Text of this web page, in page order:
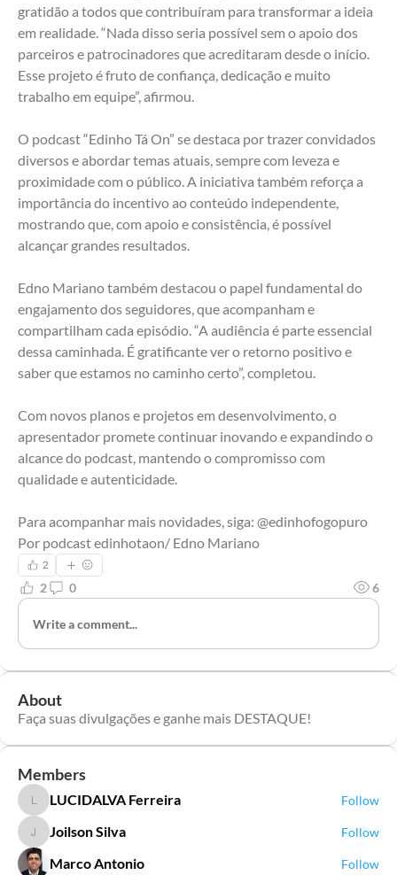
gratidão a todos que contribuíram para transformar a ideia
em realidade. “Nada disso seria possível sem o apoio dos
parceiros e patrocinadores que acreditaram desde o início.
Esse projeto é fruto de confiança, dedicação e muito
trabalho em equipe”, afirmou.
O podcast “Edinho Tá On” se destaca por trazer convidados
diversos e abordar temas atuais, sempre com leveza e
proximidade com o público. A iniciativa também reforça a
importância do incentivo ao conteúdo independente,
mostrando que, com apoio e consistência, é possível
alcançar grandes resultados.
Edno Mariano também destacou o papel fundamental do
engajamento dos seguidores, que acompanham e
compartilham cada episódio. “A audiência é parte essencial
dessa caminhada. É gratificante ver o retorno positivo e
saber que estamos no caminho certo”, completou.
Com novos planos e projetos em desenvolvimento, o
apresentador promete continuar inovando e expandindo o
alcance do podcast, mantendo o compromisso com
qualidade e autenticidade.
Para acompanhar mais novidades, siga: @edinhofogopuro
Por podcast edinhotaon/ Edno Mariano
2
2 0 6
Write a comment...
About
Faça suas divulgações e ganhe mais DESTAQUE!
Members
LUCIDALVA Ferreira
LUCIDALVA Ferreira Follow
Joilson Silva
Joilson Silva Follow
Marco Antonio Follow